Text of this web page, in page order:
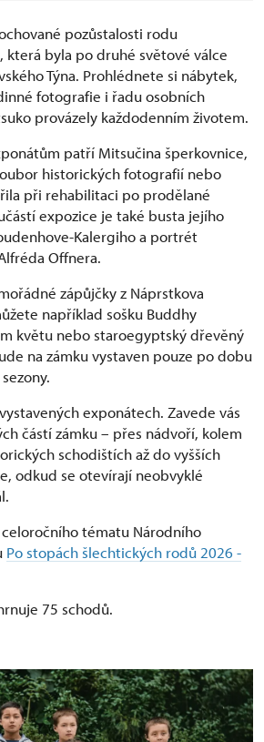
pozůstalosti rodu
která byla po druhé světové válce
Týna. Prohlédnete si nábytek,
fotografie i řadu osobních
provázely každodenním životem.
patří Mitsučina šperkovnice,
historických fotografií nebo
při rehabilitaci po prodělané
expozice je také busta jejího
Kalergiho a portrét
Offnera.
zápůjčky z Náprstkova
například sošku Buddhy
květu nebo staroegyptský dřevěný
na zámku vystaven pouze po dobu
exponátech. Zavede vás
částí zámku – přes nádvoří, kolem
schodištích až do vyšších
odkud se otevírají neobvyklé
tématu Národního
Po stopách šlechtických rodů 2026 -
75 schodů.